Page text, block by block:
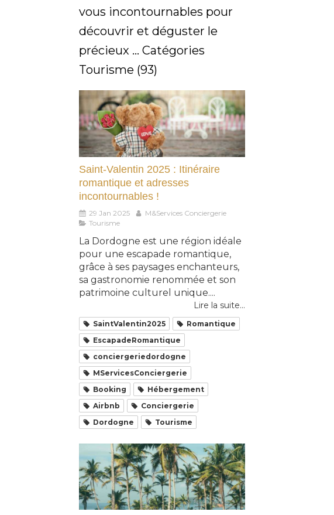
vous incontournables pour
découvrir et déguster le
précieux ... Catégories
Tourisme (93)
Saint-Valentin 2025 : Itinéraire
romantique et adresses
incontournables !
29 Jan 2025
M&Services Conciergerie
Tourisme
La Dordogne est une région idéale
pour une escapade romantique,
grâce à ses paysages enchanteurs,
sa gastronomie renommée et son
patrimoine culturel unique....
Lire la suite...
SaintValentin2025
Romantique
EscapadeRomantique
conciergeriedordogne
MServicesConciergerie
Booking
Hébergement
Airbnb
Conciergerie
Dordogne
Tourisme